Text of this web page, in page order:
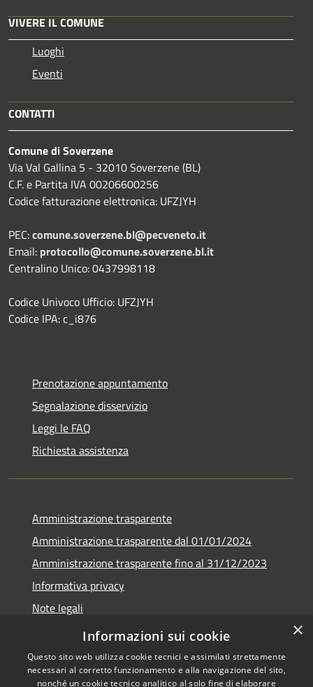
VIVERE IL COMUNE
Luoghi
Eventi
CONTATTI
Comune di Soverzene
Via Val Gallina 5 - 32010 Soverzene (BL)
C.F. e Partita IVA 00206600256
Codice fatturazione elettronica: UFZJYH
PEC:comune.soverzene.bl@pecveneto.it
Email: protocollo@comune.soverzene.bl.it
Centralino Unico: 0437998118
Codice Univoco Ufficio: UFZJYH
Codice IPA: c_i876
Prenotazione appuntamento
Segnalazione disservizio
Leggi le FAQ
Richiesta assistenza
Amministrazione trasparente
Amministrazione trasparente dal 01/01/2024
Amministrazione trasparente fino al 31/12/2023
Informativa privacy
Note legali
Dichiarazione di accessibilità
×
Informazioni sui cookie
Questo sito web utilizza cookie tecnici e assimilati strettamente
necessari al corretto funzionamento e alla navigazione del sito,
nonché un cookie tecnico analitico al solo fine di elaborare